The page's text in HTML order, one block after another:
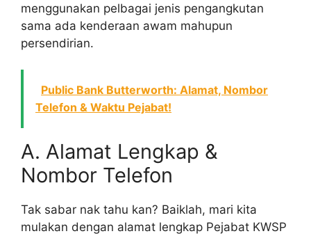
menggunakan pelbagai jenis pengangkutan
sama ada kenderaan awam mahupun
persendirian.
Public Bank Butterworth: Alamat, Nombor
Telefon & Waktu Pejabat!
A. Alamat Lengkap &
Nombor Telefon
Tak sabar nak tahu kan? Baiklah, mari kita
mulakan dengan alamat lengkap Pejabat KWSP